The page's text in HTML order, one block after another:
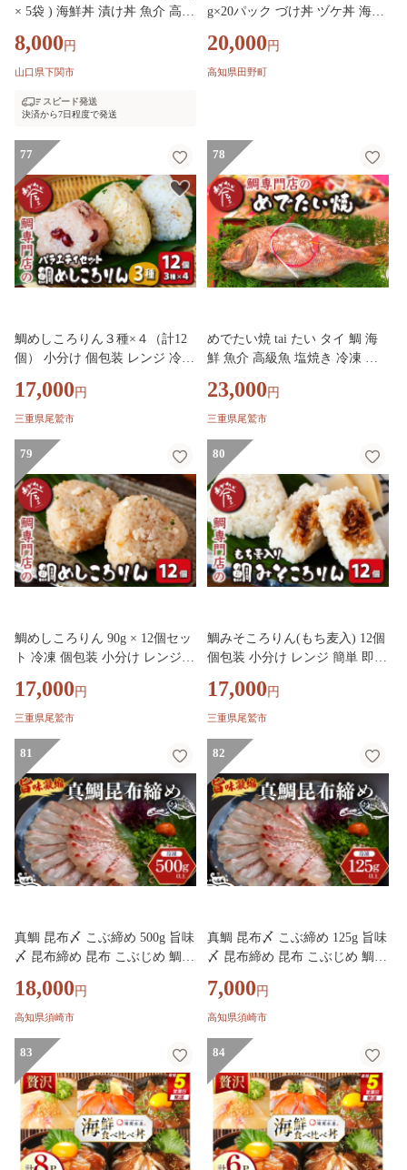
× 5袋 ) 海鮮丼 漬け丼 魚介 高級
凍 お手軽 便利 個包装 小分け
人気 加工品 海鮮 漬け丼 お茶漬
単 ギフト プレゼント 父の日 お
山口県 下関市
8,000 円
山口県下関市
スピード発送
決済から7日程度で発送
g×20パック づけ丼 ヅケ丼 海鮮
り 規格外 マグロ 鮪 まぐろ ブ
リ 鰤 ぶり カンパチ かんぱち
個包装 小分け 真空パック 海鮮
丼セット 刺身 おすすめ 人気 ラ
ンキング ふるさと納税 ふるさ
とチョイス 20000円
20,000 円
高知県田野町
77
鯛めしころりん３種×４（計12
個） 小分け 個包装 レンジ 冷凍
にぎり おむすび コシヒカリ
お祝い 祝 結婚 出産 新築祝 正
めでたい屋 尾鷲市 ME-104
17,000 円
三重県尾鷲市
78
めでたい焼 tai たい タイ 鯛 海
鮮 魚介 高級魚 塩焼き 冷凍 お
正月 お正月 お歳暮 お中元 ギ
フト 贈答 加工品 惣菜 人気 お
三重県 ふるさと納税 ME-101
23,000 円
三重県尾鷲市
79
鯛めしころりん 90g × 12個セッ
ト 冷凍 個包装 小分け レンジ
たい コシヒカリ 出汁 つゆ 昆
布 いりこ 鯖節 結婚 出産 新築
日 記念日 漁師町 めでたい屋 尾
鷲市 ME-102
17,000 円
三重県尾鷲市
80
鯛みそころりん(もち麦入) 12個
個包装 小分け レンジ 簡単 即席
むすび コシヒカリ もち麦 キラ
リもち 信州味噌 甘口味噌 鯛み
出産 新築祝 正月 誕生日 記念日
漁師町 めでたい屋 尾鷲市 ME-1
03
17,000 円
三重県尾鷲市
81
真鯛 昆布〆 こぶ締め 500g 旨味
〆 昆布締め 昆布 こぶじめ 鯛
手軽 冷凍 刺身 お刺身 お刺し身
刺し身 海鮮 海の幸 魚介 人気
国産 高知県 高知 須崎 市 YI012
18,000 円
高知県須崎市
82
真鯛 昆布〆 こぶ締め 125g 旨味
〆 昆布締め 昆布 こぶじめ 鯛
手軽 冷凍 刺身 お刺身 お刺し身
刺し身 海鮮 海の幸 魚介 人気
国産 高知県 高知 須崎 市 YI012
7,000 円
高知県須崎市
83 84